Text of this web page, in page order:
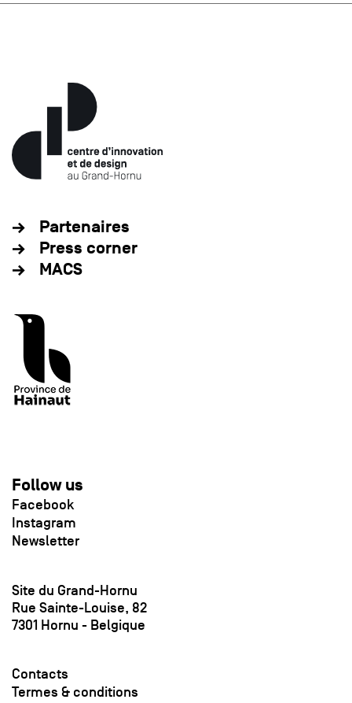
Partenaires
Press corner
MACS
Follow us
Facebook
Instagram
Newsletter
Site du Grand-Hornu
Rue Sainte-Louise, 82
7301 Hornu - Belgique
Contacts
Termes & conditions